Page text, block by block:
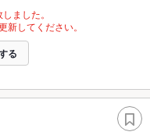
ました。
してください。
る